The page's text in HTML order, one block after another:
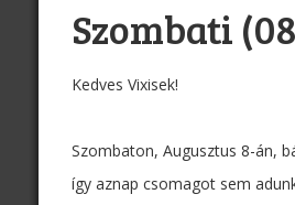
Szombati
Kedves Vixisek!
Szombaton, Augusztus 8-án,
így aznap csomagot sem